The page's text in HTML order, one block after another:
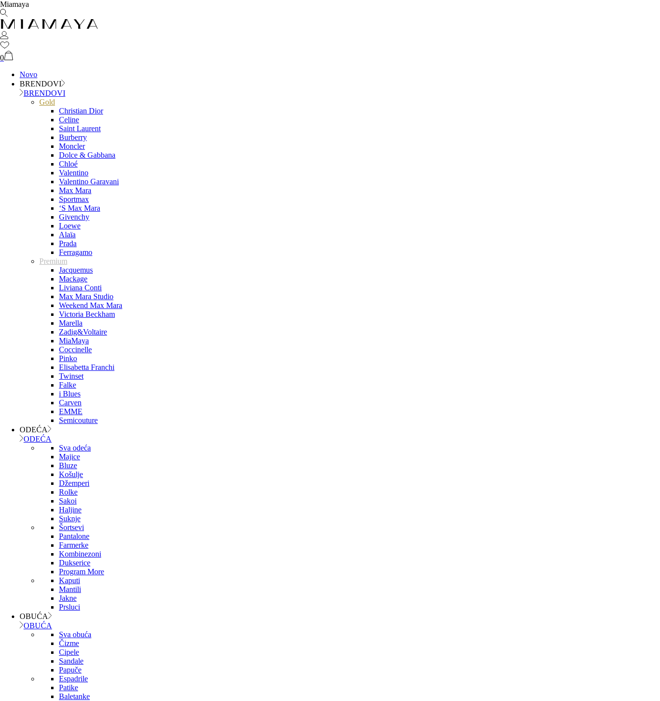
Miamaya
0
Novo
BRENDOVI
BRENDOVI
Gold
Christian Dior
Celine
Saint Laurent
Burberry
Moncler
Dolce & Gabbana
Chloé
Valentino
Valentino Garavani
Max Mara
Sportmax
‘S Max Mara
Givenchy
Loewe
Alaïa
Prada
Ferragamo
Premium
Jacquemus
Mackage
Liviana Conti
Max Mara Studio
Weekend Max Mara
Victoria Beckham
Marella
Zadig&Voltaire
MiaMaya
Coccinelle
Pinko
Elisabetta Franchi
Twinset
Falke
i Blues
Carven
EMME
Semicouture
ODEĆA
ODEĆA
Sva odeća
Majice
Bluze
Košulje
Džemperi
Rolke
Sakoi
Haljine
Suknje
Šortsevi
Pantalone
Farmerke
Kombinezoni
Dukserice
Program More
Kaputi
Mantili
Jakne
Prsluci
OBUĆA
OBUĆA
Sva obuća
Čizme
Cipele
Sandale
Papuče
Espadrile
Patike
Baletanke